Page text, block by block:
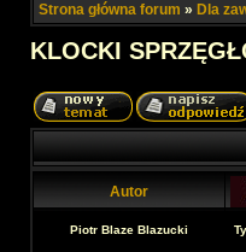
Strona główna forum » Dla
KLOCKI
Autor
Piotr Blaze Blazucki